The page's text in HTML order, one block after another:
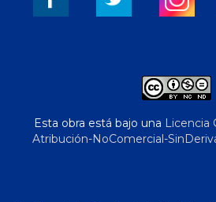
Esta obra está bajo una Licencia
Atribución-NoComercial-